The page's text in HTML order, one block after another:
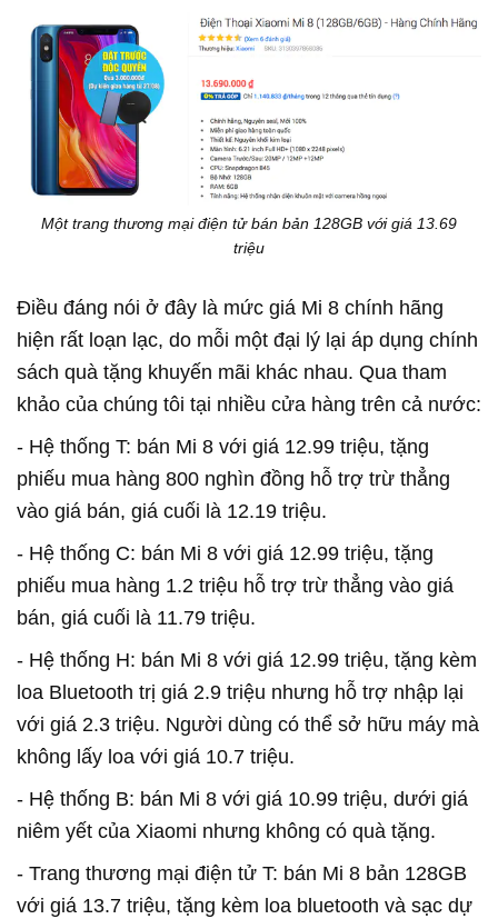
Một trang thương mại điện tử bán bản 128GB với giá 13.69
triệu
Điều đáng nói ở đây là mức giá Mi 8 chính hãng
hiện rất loạn lạc, do mỗi một đại lý lại áp dụng chính
sách quà tặng khuyến mãi khác nhau. Qua tham
khảo của chúng tôi tại nhiều cửa hàng trên cả nước:
- Hệ thống T: bán Mi 8 với giá 12.99 triệu, tặng
phiếu mua hàng 800 nghìn đồng hỗ trợ trừ thẳng
vào giá bán, giá cuối là 12.19 triệu.
- Hệ thống C: bán Mi 8 với giá 12.99 triệu, tặng
phiếu mua hàng 1.2 triệu hỗ trợ trừ thẳng vào giá
bán, giá cuối là 11.79 triệu.
- Hệ thống H: bán Mi 8 với giá 12.99 triệu, tặng kèm
loa Bluetooth trị giá 2.9 triệu nhưng hỗ trợ nhập lại
với giá 2.3 triệu. Người dùng có thể sở hữu máy mà
không lấy loa với giá 10.7 triệu.
- Hệ thống B: bán Mi 8 với giá 10.99 triệu, dưới giá
niêm yết của Xiaomi nhưng không có quà tặng.
- Trang thương mại điện tử T: bán Mi 8 bản 128GB
với giá 13.7 triệu, tặng kèm loa bluetooth và sạc dự